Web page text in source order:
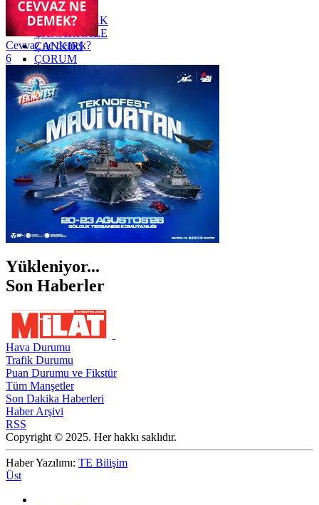
YOZGAT
ZONGULDAK
ÇANAKKALE
ÇANKIRI
ÇORUM
İSTANBUL
İZMİR
ŞANLIURFA
ŞIRNAK
Cevvaz ne demek?
6
Yükleniyor...
Son Haberler
Hava Durumu
Trafik Durumu
Puan Durumu ve Fikstür
Tüm Manşetler
Son Dakika Haberleri
Haber Arşivi
RSS
Copyright © 2025. Her hakkı saklıdır.
Haber Yazılımı: TE Bilişim
Üst